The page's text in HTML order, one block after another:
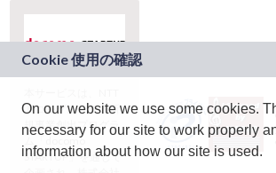
ドコモグループの新
規事業創出プログラ
ム「docomo
STARTUP」を通じて
On our website we use some cookies.
necessary for our site to work properly
information about how our site is used.